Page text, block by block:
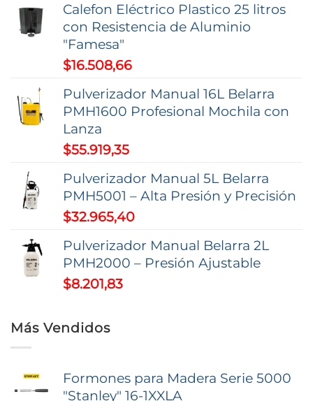
pueden
elegir
página
de
Calefon Eléctrico Plastico 25 litros
con Resistencia de Aluminio
"Famesa"
$16.508,66
Pulverizador Manual 16L Belarra
PMH1600 Profesional Mochila con
Lanza
$55.919,35
Pulverizador Manual 5L Belarra
PMH5001 – Alta Presión y Precisión
$32.965,40
Pulverizador Manual Belarra 2L
PMH2000 – Presión Ajustable
$8.201,83
Más Vendidos
Formones para Madera Serie 5000
"Stanley" 16-1XXLA